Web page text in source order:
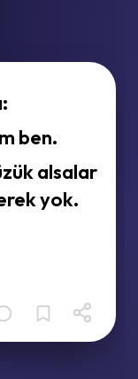
ben.
alsalar
yok.